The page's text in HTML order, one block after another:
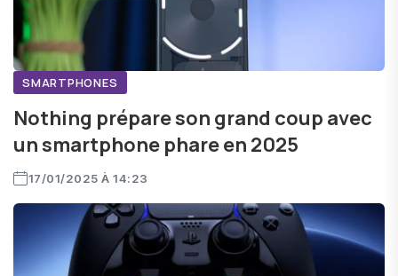
SMARTPHONES
Nothing prépare son grand coup avec
un smartphone phare en 2025
17/01/2025 À 14:23